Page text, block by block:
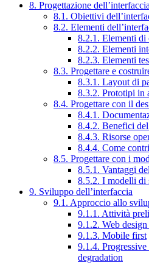
8. Progettazione dell’interfaccia
8.1. Obiettivi
8.2. Elementi
8.2.1. Elementi di
8.2.2. Elementi
8.2.3. Elementi
8.3. Progettare e
8.3.1. Layout di
8.3.2. Prototipi in
8.4. Progettare con il
8.4.1.
8.4.2. Benefici
8.4.3. Risorse
8.4.4. Come
8.5. Progettare con i
8.5.1. Vantaggi
8.5.2. I modelli di
9. Sviluppo dell’interfaccia
9.1. Approccio allo
9.1.1. Attività
9.1.2. Web
9.1.3. Mobile first
9.1.4.
degradation